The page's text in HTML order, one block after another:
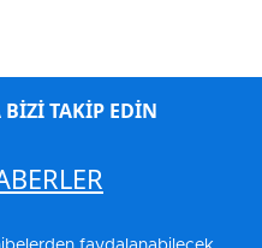
BİZİ TAKİP EDİN